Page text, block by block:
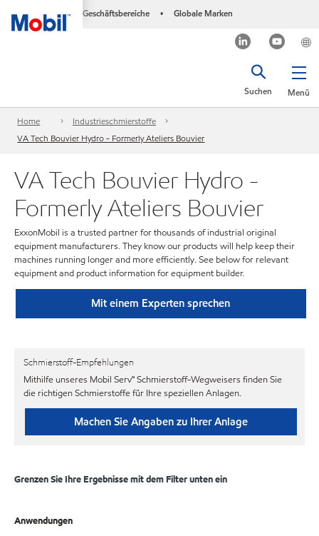
Geschäftsbereiche • Globale Marken
Menü
Suchen
Home
Industrieschmierstoffe
VA Tech Bouvier Hydro - Formerly Ateliers Bouvier
VA Tech Bouvier Hydro -
Formerly Ateliers Bouvier
ExxonMobil is a trusted partner for thousands of industrial original
equipment manufacturers. They know our products will help keep their
machines running longer and more efficiently. See below for relevant
equipment and product information for equipment builder.
Mit einem Experten sprechen
Schmierstoff-Empfehlungen
Mithilfe unseres Mobil Serv℠ Schmierstoff-Wegweisers finden Sie
die richtigen Schmierstoffe für Ihre speziellen Anlagen.
Machen Sie Angaben zu Ihrer Anlage
Grenzen Sie Ihre Ergebnisse mit dem Filter unten ein
Anwendungen